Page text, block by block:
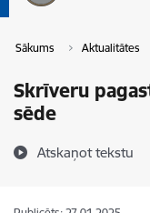
Sākums Aktualitātes
Skrīveru
sēde
Atskaņot tekstu